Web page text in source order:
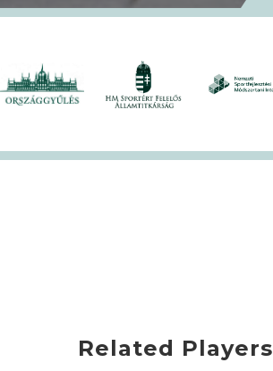
Related Players